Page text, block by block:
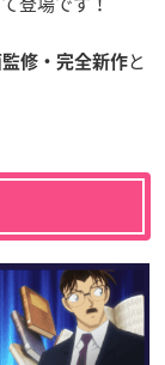
修・完全新作と